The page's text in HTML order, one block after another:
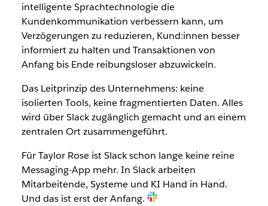
intelligente Sprachtechnologie die
Kundenkommunikation verbessern kann, um
Verzögerungen zu reduzieren, Kund:innen besser
informiert zu halten und Transaktionen von
Anfang bis Ende reibungsloser abzuwickeln.
Das Leitprinzip des Unternehmens: keine
isolierten Tools, keine fragmentierten Daten. Alles
wird über Slack zugänglich gemacht und an einem
zentralen Ort zusammengeführt.
Für Taylor Rose ist Slack schon lange keine reine
Messaging-App mehr. In Slack arbeiten
Mitarbeitende, Systeme und KI Hand in Hand.
Und das ist erst der Anfang.